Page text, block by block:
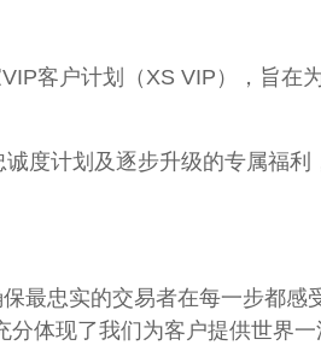
客户计划（XS VIP），旨在
度计划及逐步升级的专属福利
最忠实的交易者在每一步都感
体现了我们为客户提供世界一